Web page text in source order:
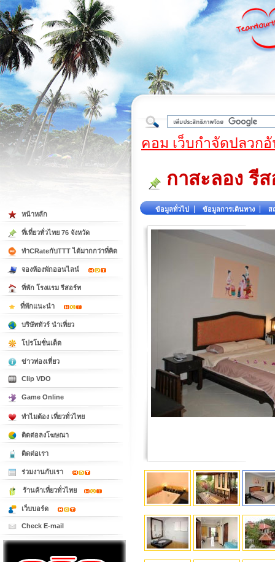
ต้
คอม เว็บกำจัดปลวก
กาสะลอง รี
ข้อมูลทั่วไป ข้อมูลการเดินทาง ส
หน้าหลัก
ที่เที่ยวทั่วไทย 76 จังหวัด
ทำCRateกับTTT ได้มากกว่าที่คิด
จองห้องพักออนไลน์
ที่พัก โรงแรม รีสอร์ท
ที่พักแนะนำ
บริษัททัวร์ นำเที่ยว
โปรโมชั่นเด็ด
ข่าวท่องเที่ยว
Clip VDO
Game Online
ทำไมต้อง เที่ยวทั่วไทย
ติดต่อลงโฆษณา
ติดต่อเรา
ร่วมงานกับเรา
ร้านค้าเที่ยวทั่วไทย
เว็บบอร์ด
Check E-mail